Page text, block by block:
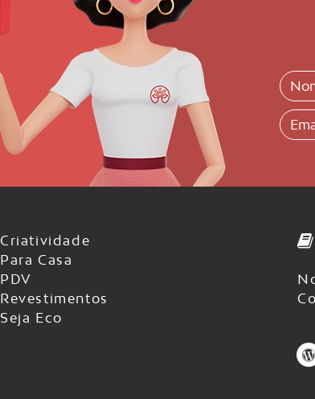
Criatividade
Para Casa
PDV
Revestimentos
Seja Eco